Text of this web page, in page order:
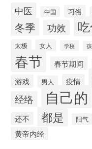
中医 中国 习俗
冬季 功效
太极 女人 学校
春节 春节期间
游戏 男人 疫情
经络 自己的
还不 都是 阳气
黄帝内经